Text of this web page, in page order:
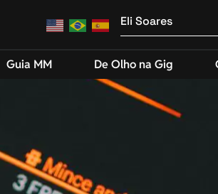
Guia MM De Olho na Gig